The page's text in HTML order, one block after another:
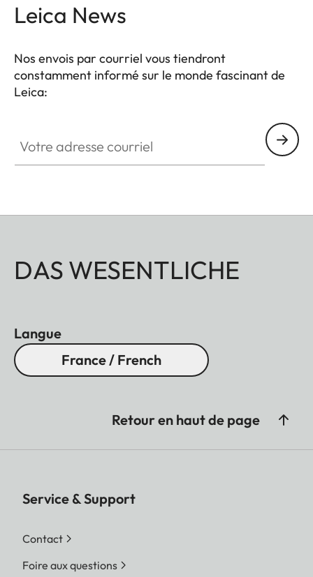
permet de ranger une mini-tablette en toute
Leica News
Nos envois par courriel vous tiendront
constamment informé sur le monde fascinant de
Leica:
DAS WESENTLICHE
Langue
France / French
Retour en haut de page
Service & Support
Contact
Foire aux questions